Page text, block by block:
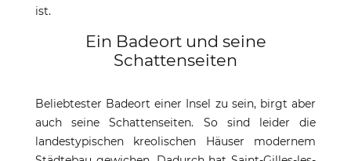
ist.
Ein Badeort und seine
Schattenseiten
Beliebtester Badeort einer Insel zu sein, birgt aber
auch seine Schattenseiten. So sind leider die
landestypischen kreolischen Häuser modernem